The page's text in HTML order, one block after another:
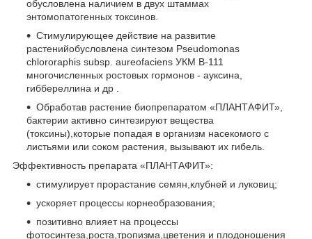
обусловлена наличием в двух штаммах
энтомопатогенных токсинов.
Стимулирующее действие на развитие
растенийобусловлена синтезом Pseudomonas
chlororaphis subsp. aureofaciens УКМ В-111
многочисленных ростовых гормонов - ауксина,
гиббереллина и др .
Обработав растение биопрепаратом «ПЛАНТАФИТ»,
бактерии активно синтезируют вещества
(токсины),которые попадая в организм насекомого с
листьями или соком растения, вызывают их гибель.
Эффективность препарата «ПЛАНТАФИТ»:
стимулирует прорастание семян,клубней и луковиц;
ускоряет процессы корнеобразования;
позитивно влияет на процессы
фотосинтеза,роста,тропизма,цветения и плодоношения